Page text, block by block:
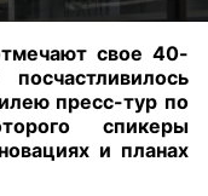
свое 40-
пресс-тур по
спикеры
и планах